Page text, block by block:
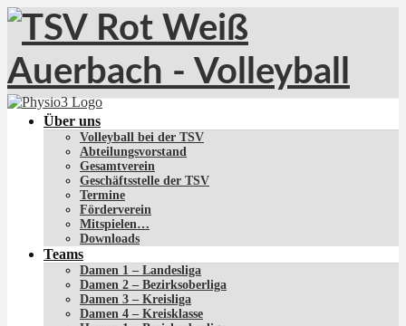
Über uns
Volleyball bei der TSV
Abteilungsvorstand
Gesamtverein
Geschäftsstelle der TSV
Termine
Förderverein
Mitspielen…
Downloads
Teams
Damen 1 – Landesliga
Damen 2 – Bezirksoberliga
Damen 3 – Kreisliga
Damen 4 – Kreisklasse